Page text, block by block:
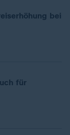
bei
für